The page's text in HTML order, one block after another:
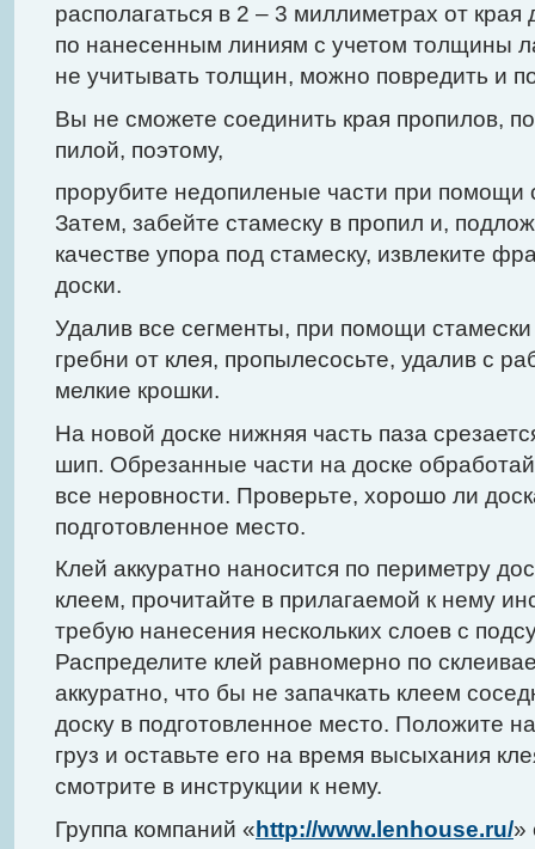
располагаться в 2 – 3 миллиметрах от
по нанесенным линиям с учетом толщины
не учитывать толщин, можно повредить и
Вы не сможете соединить края пропилов,
пилой, поэтому,
прорубите недопиленые части при помощи
Затем, забейте стамеску в пропил и,
качестве упора под стамеску, извлеките
доски.
Удалив все сегменты, при помощи
гребни от клея, пропылесосьте, удалив с
мелкие крошки.
На новой доске нижняя часть паза
шип. Обрезанные части на доске
все неровности. Проверьте, хорошо ли
подготовленное место.
Клей аккуратно наносится по периметру
клеем, прочитайте в прилагаемой к нему
требую нанесения нескольких слоев с
Распределите клей равномерно по
аккуратно, что бы не запачкать клеем
доску в подготовленное место. Положите
груз и оставьте его на время высыхания
смотрите в инструкции к нему.
Группа компаний «http://www.lenhouse.ru/»